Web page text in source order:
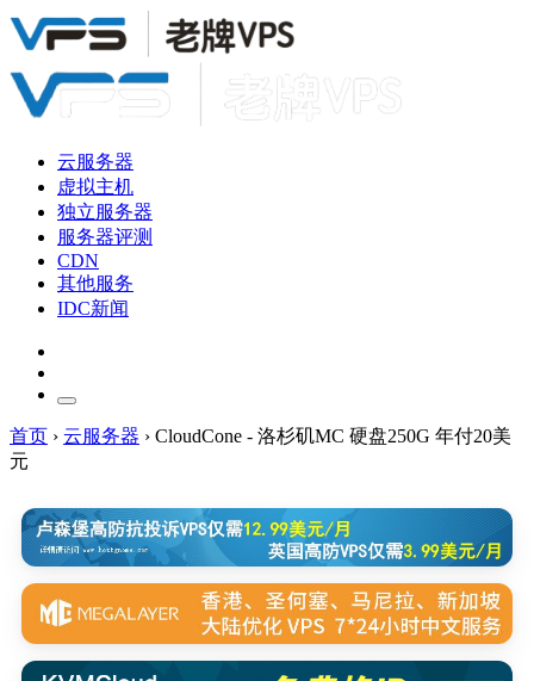
云服务器
虚拟主机
独立服务器
服务器评测
CDN
其他服务
IDC新闻
首页 › 云服务器 › CloudCone - 洛杉矶MC 硬盘250G 年付20美
元